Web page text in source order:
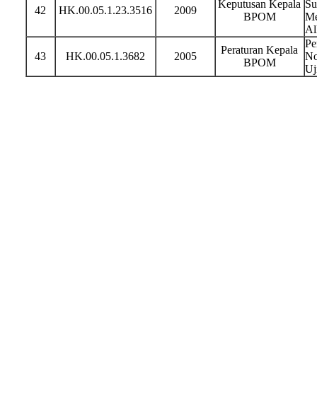
42 HK.00.05.1.23.3516 2009
Keputusan Kepala
BPOM
43 HK.00.05.1.3682 2005
Peraturan Kepala
BPOM